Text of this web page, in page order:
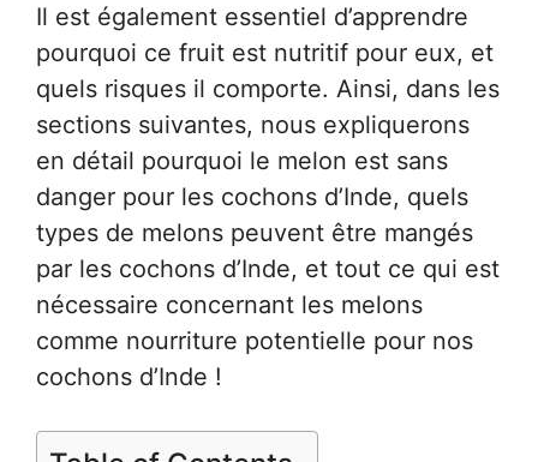
Il est également essentiel d’apprendre
pourquoi ce fruit est nutritif pour eux, et
quels risques il comporte. Ainsi, dans les
sections suivantes, nous expliquerons
en détail pourquoi le melon est sans
danger pour les cochons d’Inde, quels
types de melons peuvent être mangés
par les cochons d’Inde, et tout ce qui est
nécessaire concernant les melons
comme nourriture potentielle pour nos
cochons d’Inde !